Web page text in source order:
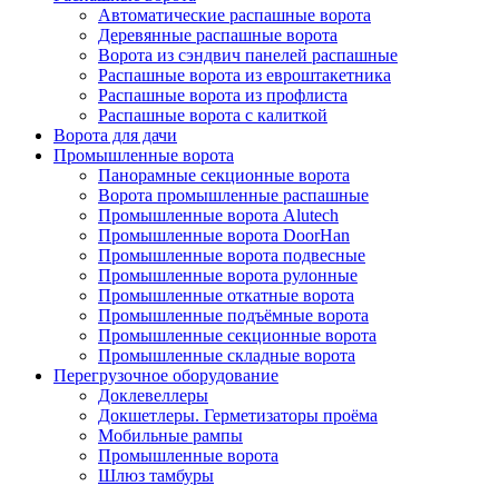
Автоматические распашные ворота
Деревянные распашные ворота
Ворота из сэндвич панелей распашные
Распашные ворота из евроштакетника
Распашные ворота из профлиста
Распашные ворота с калиткой
Ворота для дачи
Промышленные ворота
Панорамные секционные ворота
Ворота промышленные распашные
Промышленные ворота Alutech
Промышленные ворота DoorHan
Промышленные ворота подвесные
Промышленные ворота рулонные
Промышленные откатные ворота
Промышленные подъёмные ворота
Промышленные секционные ворота
Промышленные складные ворота
Перегрузочное оборудование
Доклевеллеры
Докшетлеры. Герметизаторы проёма
Мобильные рампы
Промышленные ворота
Шлюз тамбуры